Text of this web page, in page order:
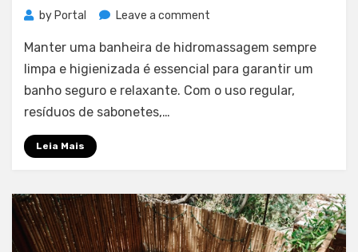
by Portal Leave a comment
higienizar
sua
banheira
Manter uma banheira de hidromassagem sempre
limpa e higienizada é essencial para garantir um
banho seguro e relaxante. Com o uso regular,
resíduos de sabonetes,…
Leia Mais